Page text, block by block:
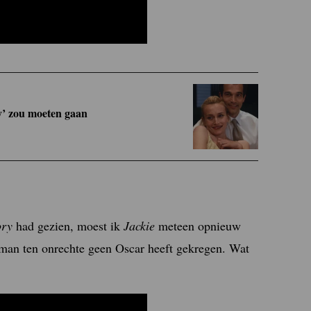
zou moeten gaan
had gezien, moest ik Jackie meteen opnieuw
ten onrechte geen Oscar heeft gekregen. Wat